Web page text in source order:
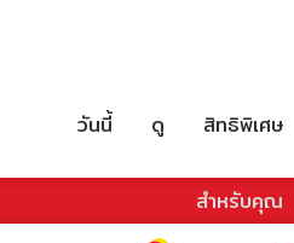
วันนี้ ดู สิทธิพิเศษ
สำหรับคุณ